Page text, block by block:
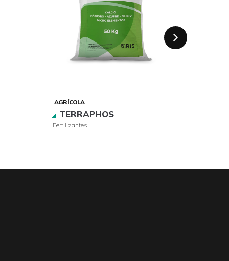
AGRÍCOLA
TERRAPHOS
Fertilizantes